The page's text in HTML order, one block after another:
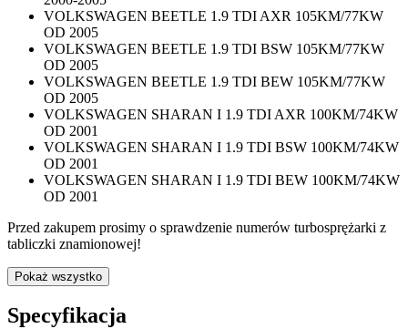
VOLKSWAGEN BEETLE 1.9 TDI AXR 105KM/77KW
OD 2005
VOLKSWAGEN BEETLE 1.9 TDI BSW 105KM/77KW
OD 2005
VOLKSWAGEN BEETLE 1.9 TDI BEW 105KM/77KW
OD 2005
VOLKSWAGEN SHARAN I 1.9 TDI AXR 100KM/74KW
OD 2001
VOLKSWAGEN SHARAN I 1.9 TDI BSW 100KM/74KW
OD 2001
VOLKSWAGEN SHARAN I 1.9 TDI BEW 100KM/74KW
OD 2001
Przed zakupem prosimy o sprawdzenie numerów turbosprężarki z
tabliczki znamionowej!
Pokaż wszystko
Specyfikacja